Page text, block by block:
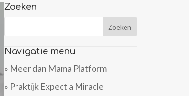
Zoeken
Navigatie menu
» Meer dan Mama Platform
» Praktijk Expect a Miracle